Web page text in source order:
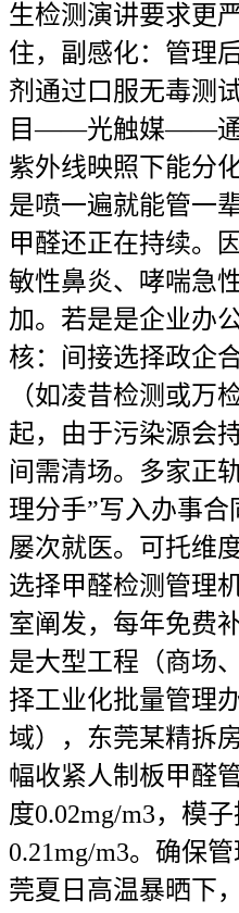
生检测演讲要求更
住，副感化：管理
剂通过口服无毒测
目——光触媒——通
紫外线映照下能分
是喷一遍就能管一
甲醛还正在持续。
敏性鼻炎、哮喘急
加。若是是企业办
核：间接选择政企
（如凌昔检测或万
起，由于污染源会
间需清场。多家正
理分手”写入办事
屡次就医。可托维
选择甲醛检测管理
室阐发，每年免费
是大型工程（商场
择工业化批量管理
域），东莞某精拆
幅收紧人制板甲醛
度0.02mg/m3，模
0.21mg/m3。确保
莞夏日高温暴晒下